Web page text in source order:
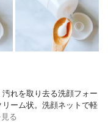
れを取り去る洗顔フォー
ーム状。洗顔ネットで軽
る